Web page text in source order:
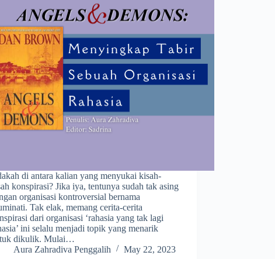
di antara kalian yang menyukai kisah-
konspirasi? Jika iya, tentunya sudah tak asing
organisasi kontroversial bernama
Tak elak, memang cerita-cerita
dari organisasi ‘rahasia yang tak lagi
ini selalu menjadi topik yang menarik
dikulik. Mulai…
Aura Zahradiva Penggalih
May 22, 2023